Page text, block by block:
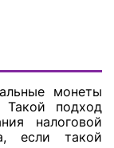
монеты
Такой подход
налоговой
если такой